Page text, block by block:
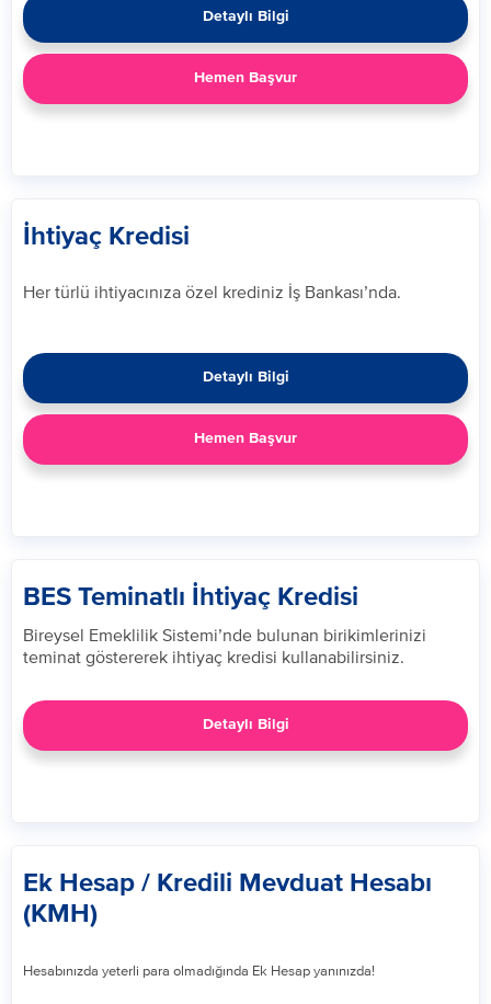
Detaylı Bilgi
Hemen Başvur
İhtiyaç Kredisi
​Her türlü ihtiyacınıza özel krediniz İş Bankası’nda​.
Detaylı Bilgi
Hemen Başvur
BES Teminatlı İhtiyaç Kredisi
Bireysel Emeklilik Sistemi’nde bulunan birikimlerinizi
teminat göstererek ihtiyaç kredisi kullanabilirsiniz.​
Detaylı Bilgi
Ek Hesap / Kredili Mevduat Hesabı
(KMH)
Hesabınızda yeterli para olmadığında Ek Hesap yanınızda!​